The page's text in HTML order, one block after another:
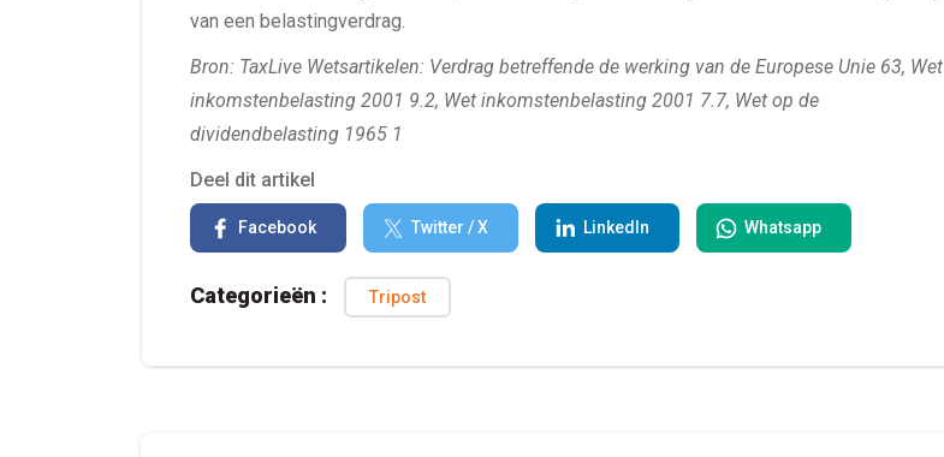
van een belastingverdrag.
Bron: TaxLive Wetsartikelen: Verdrag betreffende de werking van de Europese Unie 63, Wet
inkomstenbelasting 2001 9.2, Wet inkomstenbelasting 2001 7.7, Wet op de
dividendbelasting 1965 1
Deel dit artikel
Facebook Twitter / X LinkedIn Whatsapp
Categorieën : Tripost